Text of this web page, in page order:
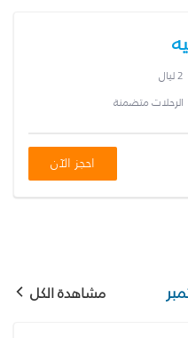
2 ليال
الرحلات متضمنة
احجز الآن
مشاهدة الكل